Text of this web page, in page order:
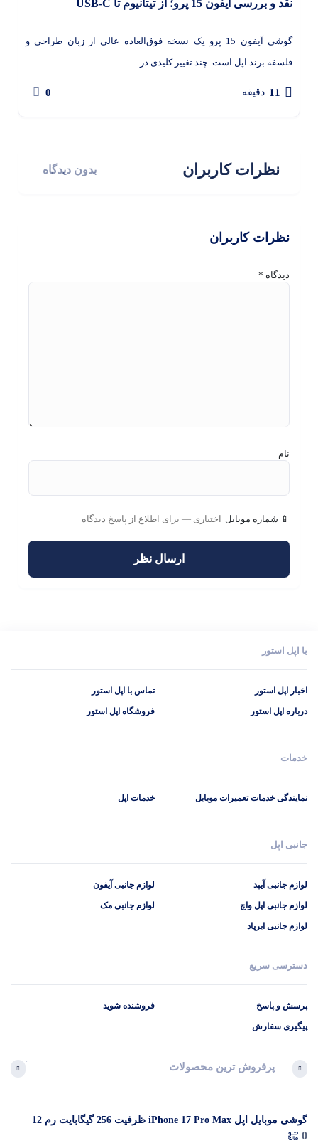
نقد و بررسی آیفون 15 پرو؛ از تیتانیوم تا USB-C
گوشی آیفون 15 پرو یک نسخه فوق‌العاده عالی از زبان طراحی و
فلسفه برند اپل است. چند تغییر کلیدی در
11 دقیقه 0
نظرات کاربران بدون دیدگاه
نظرات کاربران
دیدگاه *
نام
📱 شماره موبایل
با اپل استور
اخبار اپل استور
درباره اپل استور
تماس با اپل استور
فروشگاه اپل استور
خدمات
نمایندگی خدمات تعمیرات موبایل خدمات اپل
جانبی اپل
لوازم جانبی آیپد
لوازم جانبی اپل واچ
لوازم جانبی ایرپاد
لوازم جانبی آیفون
لوازم جانبی مک
دسترسی سریع
پرسش و پاسخ
پیگیری سفارش
فروشنده شوید
پرفروش ترین محصولات
گوشی موبایل اپل iPhone 17 Pro Max ظرفیت 256 گیگابایت رم 12
گیگابایت (ZAA) – Not Active رجیستر شده
0